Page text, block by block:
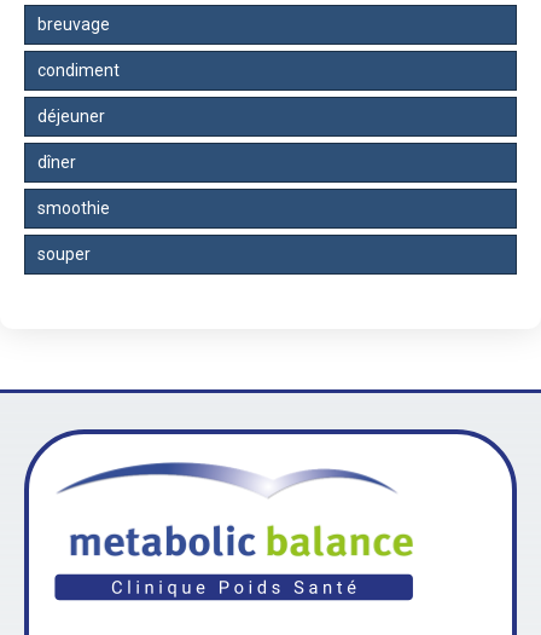
breuvage
condiment
déjeuner
dîner
smoothie
souper